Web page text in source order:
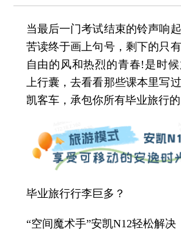
当最后一门考试结束的铃声响
苦读终于画上句号，剩下的只有
自由的风和热烈的青春!是时
上行囊，去看看那些课本里写
凯客车，承包你所有毕业旅行
毕业旅行行李巨多？
“空间魔术手”安凯N12轻松解决